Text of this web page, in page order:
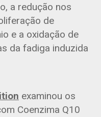
a redução nos
de
e a oxidação de
da fadiga induzida
examinou os
Coenzima Q10